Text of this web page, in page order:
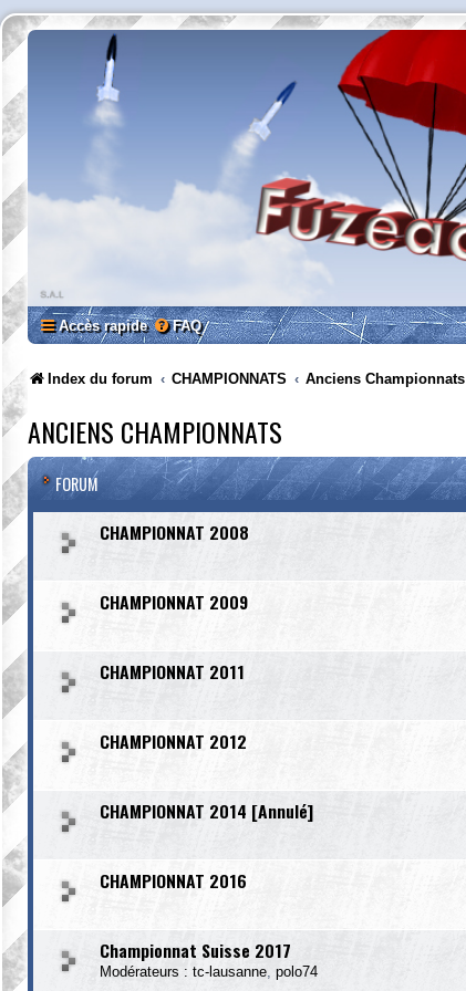
Accès rapide FAQ
Index du forum CHAMPIONNATS Anciens Championnats
ANCIENS CHAMPIONNATS
FORUM
CHAMPIONNAT 2008
CHAMPIONNAT 2009
CHAMPIONNAT 2011
CHAMPIONNAT 2012
CHAMPIONNAT 2014 [Annulé]
CHAMPIONNAT 2016
Championnat Suisse 2017
Modérateurs : tc-lausanne polo74